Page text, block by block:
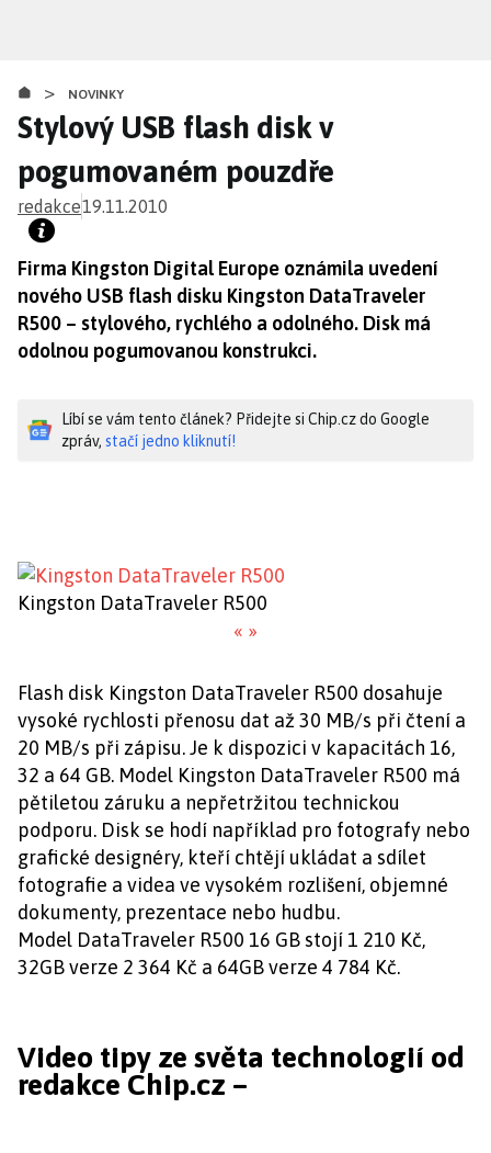
obsahu
> NOVINKY
Stylový USB flash disk v
pogumovaném pouzdře
redakce19.11.2010
Firma Kingston Digital Europe oznámila uvedení
nového USB flash disku Kingston DataTraveler
R500 – stylového, rychlého a odolného. Disk má
odolnou pogumovanou konstrukci.
Líbí se vám tento článek? Přidejte si Chip.cz do Google
zpráv, stačí jedno kliknutí!
Kingston DataTraveler R500
« »
Flash disk Kingston DataTraveler R500 dosahuje
vysoké rychlosti přenosu dat až 30 MB/s při čtení a
20 MB/s při zápisu. Je k dispozici v kapacitách 16,
32 a 64 GB. Model Kingston DataTraveler R500 má
pětiletou záruku a nepřetržitou technickou
podporu. Disk se hodí například pro fotografy nebo
grafické designéry, kteří chtějí ukládat a sdílet
fotografie a videa ve vysokém rozlišení, objemné
dokumenty, prezentace nebo hudbu.
Model DataTraveler R500 16 GB stojí 1 210 Kč,
32GB verze 2 364 Kč a 64GB verze 4 784 Kč.
Video tipy ze světa technologií od
redakce Chip.cz –